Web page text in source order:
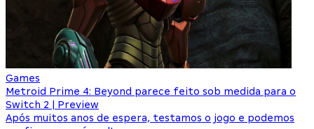
Games
Metroid Prime 4: Beyond parece feito sob medida para o
Switch 2 | Preview
Após muitos anos de espera, testamos o jogo e podemos